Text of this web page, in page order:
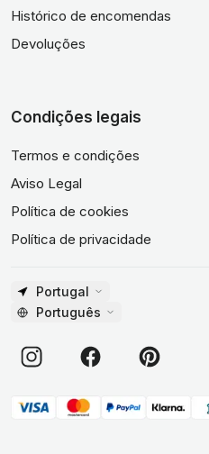
Histórico de encomendas
Devoluções
Condições legais
Termos e condições
Aviso Legal
Política de cookies
Política de privacidade
Portugal
Português